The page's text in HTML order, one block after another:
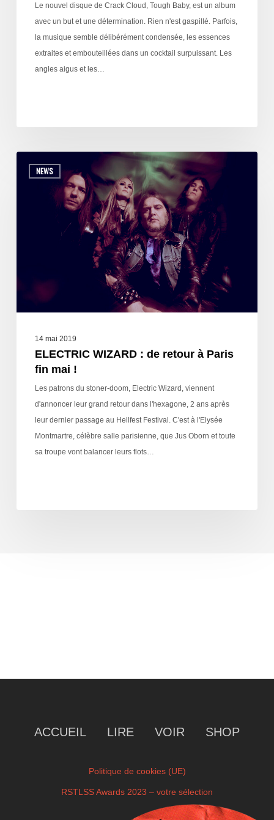
Le nouvel disque de Crack Cloud, Tough Baby, est un album
avec un but et une détermination. Rien n'est gaspillé. Parfois,
la musique semble délibérément condensée, les essences
extraites et embouteillées dans un cocktail surpuissant. Les
angles aigus et les…
NEWS
14 mai 2019
ELECTRIC WIZARD : de retour à Paris
fin mai !
Les patrons du stoner-doom, Electric Wizard, viennent
d'annoncer leur grand retour dans l'hexagone, 2 ans après
leur dernier passage au Hellfest Festival. C'est à l'Elysée
Montmartre, célèbre salle parisienne, que Jus Oborn et toute
sa troupe vont balancer leurs flots…
ACCUEIL LIRE VOIR SHOP
Politique de cookies (UE)
RSTLSS Awards 2023 – votre sélection